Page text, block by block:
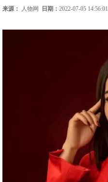
来源： 人物网 日期： 2022-07-05 14:56:01